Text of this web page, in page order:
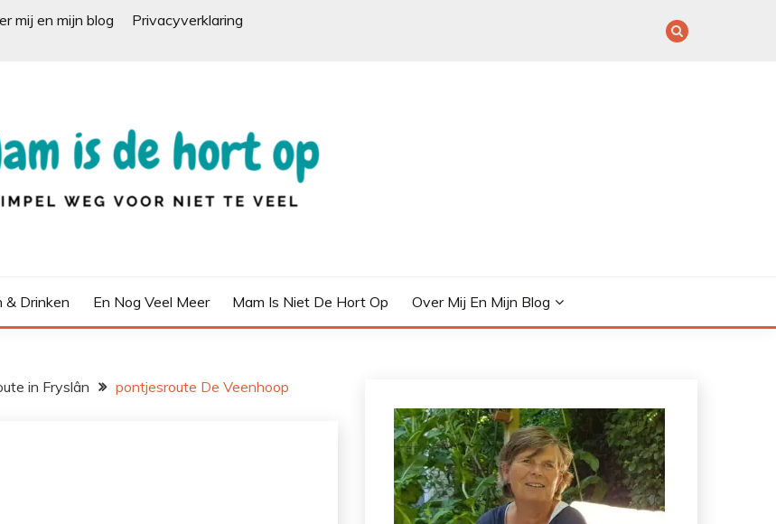
mij en mijn blog
Privacyverklaring
& Drinken En Nog Veel Meer Mam Is Niet De Hort Op Over Mij En Mijn Blog
in Fryslân pontjesroute De Veenhoop